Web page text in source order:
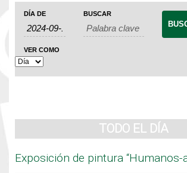
Navegación
de
búsqueda
y
Búsqueda
de
Eventos
DÍA DE BUSCAR
Navegación
de
vistas
de
Evento
VER COMO
TODO EL DÍA
Exposición de pintura “Humanos-